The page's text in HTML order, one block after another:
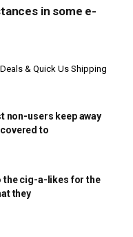
in some e-
& Quick Us Shipping
non-users keep away
to
the cig-a-likes for the
they